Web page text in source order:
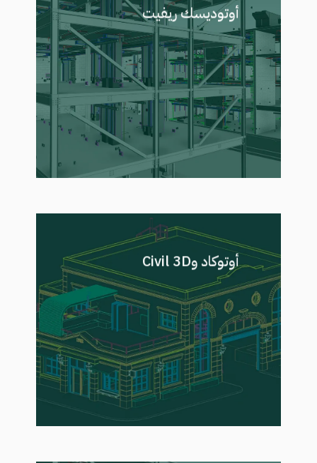
أوتوديسك ريفيت
المنصة الرئيسية المستخدمة لتطوير
نماذج BIM الذكية التي تدعم التنسيق
المتكامل للتصميم وإعداد الوثائق
التفصيلية ودمج البيانات بدقة عبر عناصر
اللاندسكيب والبنية التحتية.
أوتوكاد وCivil 3Dتُستخدم في تخطيط المواقع وتصميم
المناسيب وإعداد الوثائق الفنية، حيث
تدعم هذه الأدوات تطوير مخططات
لاندسكيب دقيقة ورسومات البنية
التحتية بما يتوافق مع المتطلبات
الهندسية للمشروع.